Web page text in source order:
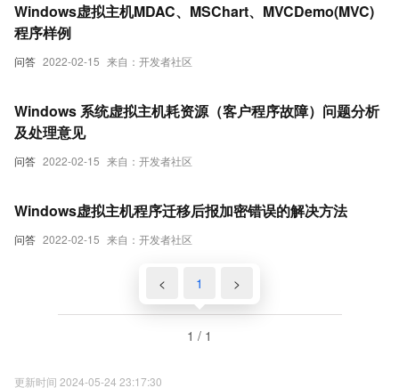
问答 2022-02-15 来自：开发者社区
Windows虚拟主机MDAC、MSChart、MVCDemo(MVC)
程序样例
问答 2022-02-15 来自：开发者社区
Windows 系统虚拟主机耗资源（客户程序故障）问题分析
及处理意见
问答 2022-02-15 来自：开发者社区
Windows虚拟主机程序迁移后报加密错误的解决方法
< 1 >
1 / 1
更新时间 2024-05-24 23:17:30